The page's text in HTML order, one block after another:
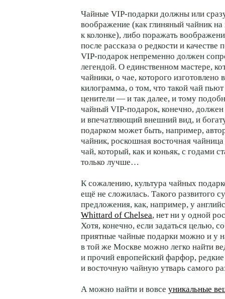
Чайные VIP-подарки должны или
воображение (как глиняный чайник
к колонке), либо поражать
после рассказа о редкости и качестве
VIP-подарок непременно должен
легендой. О единственном мастере,
чайники, о чае, которого изготовлено
килограмма, о том, что такой чай
ценители — и так далее, и тому
чайный VIP-подарок, конечно, должен
и впечатляющий внешний вид, и
подарком может быть, например,
чайник, роскошная восточная
чай, который, как и коньяк, с годами
только лучше…
К сожалению, культура чайных
ещё не сложилась. Такого развитого
предложения, как, например, у
Whittard of Chelsea, нет ни у одной
Хотя, конечно, если задаться целью,
приятные чайные подарки можно и у
в той же Москве можно легко найти
и прочий европейский фарфор,
и восточную чайную утварь самого
А можно найти и вовсе уникальные